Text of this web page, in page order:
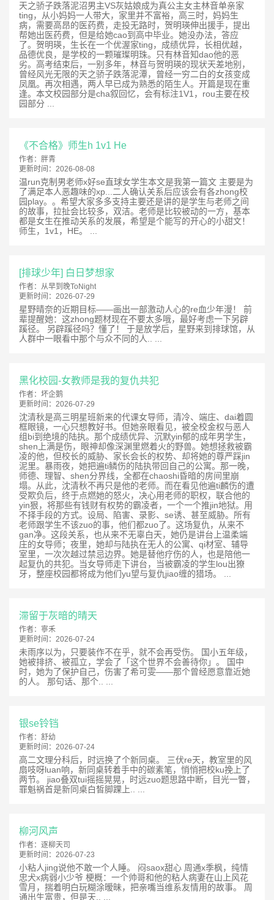
天之骄子跌落泥沼男主VS灰姑娘成为真公主女主林音单亲家
ting，从小妈妈一人带大，家里并不富裕，高三时，妈妈生
病，需要高昂的医药费，走投无路时，贺明瑛伸出援手，提出
帮她出医药费，但是给她cao到高中毕业。她没办法，答应
了。贺明瑛，生长在一个优渥家ting，成绩优异，长相优越，
品德优良，是学校的一颗璀璨明珠。只有林音知dao他的恶
劣。高考结束后，一别多年，林音与贺明瑛的现状天差地别，
曾经风光无限的天之骄子跌落泥潭，曾经一穷二白的女孩变成
凤凰。再次相遇，两人早已成为熟悉的陌生人。开篇是现在重
逢。本文校园部分是cha叙回忆，会有标注1V1，rou主要在校
园部分 ...
《不合格》师生h 1v1 He
作者： 胖青
更新时间： 2026-08-08
温run克制男老师x好se直球女学生本文是我第一篇文 主要是为
了满足本人恶趣味的xp...二人确认关系后应该会有各zhong校
园play。。希望大家多多支持主要还是讲的是学生与老师之间
的故事，拉扯会比较多，双洁。老师是比较被动的一方，基本
都是女生在推动关系的发展，希望是个能写的开心的小甜文！
师生，1v1，HE。 ...
[排球少年] 白日梦想家
作者： 从早到晚ToNight
更新时间： 2026-07-29
星野晴奈的近期目标——画出一部激动人心的re血少年漫！ 前
辈提醒她：这zhong题材现在不要太多哦，最好考虑一下另辟
蹊径。 另辟蹊径吗？懂了！ 于是放学后，星野来到排球馆，从
人群中一眼看中那个与众不同的人.. ...
黑化校园-女教师是我的复仇共犯
作者： 坏企鹅
更新时间： 2026-07-29
沈清秋是高三明星班新来的代课女导师，清冷、端庄、dai着圆
框眼镜，一心只想教好书。但她亲眼看见，被全校金权与恶人
组bi到绝境的陆执。那个成绩优异、沉默yin郁的成年男学生，
shen上满是伤，眼神却像深渊里燃着火的野兽。她想拯救被霸
凌的他，但校长的威胁、家长会长的权势、却将她的尊严踩jin
泥里。暴雨夜，她把遍ti鳞伤的陆执带回自己的公寓。那一晚，
师德、理智、shen分界线，全都在chaoshi昏暗的房间里崩
塌。从此，沈清秋不再只是他的老师。而在看见他遍ti麟伤的遭
受欺负后，终于点燃她的怒火，决心用老师的职权，联合他的
yin狠，将那些有钱财有权势的霸凌者，一个一个推jin地狱。用
不择手段的方式。设局、陷害、录影、se诱、甚至威胁。所有
老师跟学生不该zuo的事，他们都zuo了。这场复仇，从来不
gan净。这段关系，也从来不无辜白天，她仍是讲台上温柔端
庄的女导师；夜里，她却与陆执在无人的公寓、qi材室、辅导
室里，一次次越过禁忌边界。她是替他疗伤的人，也是陪他一
起复仇的共犯。当女导师走下讲台，当被霸凌的学生lou出獠
牙，整座校园都将成为他们yu望与复仇jiao缠的猎场。 ...
滞留于灰暗的晴天
作者： 寧禾
更新时间： 2026-07-24
未雨序以为，只要装作不在乎，就不会再受伤。 国小五年级，
她被排挤、被孤立，学会了「这个世界不会善待你」。 国中
时，她为了保护自己，伤害了希可雯——那个曾经愿意靠近她
的人。 那句话、那个.. ...
银se铃铛
作者： 舒幼
更新时间： 2026-07-24
高二文理分科后，时远换了个新同桌。 三伏re天，教室里的风
扇吱呀luan响，新同桌转着手中的碳素笔，悄悄把校ku挽上了
两节。 jiao叠双tui摇摇晃晃，时远zuo题思路中断，目光一瞥，
罪魁祸首是新同桌白皙脚踝上.. ...
柳河风声
作者： 逐柳天司
更新时间： 2026-07-23
小粘人jing说他不敢一个人睡。 闷saox甜心 周通x季枫，纯情
忠犬x病弱小少爷 梗概：一个帅哥和他的粘人病妻在山上风花
雪月，揣着明白玩糊涂暧昧，把亲嘴当维系友情用的故事。 周
通出生富贵，但是天.. ...